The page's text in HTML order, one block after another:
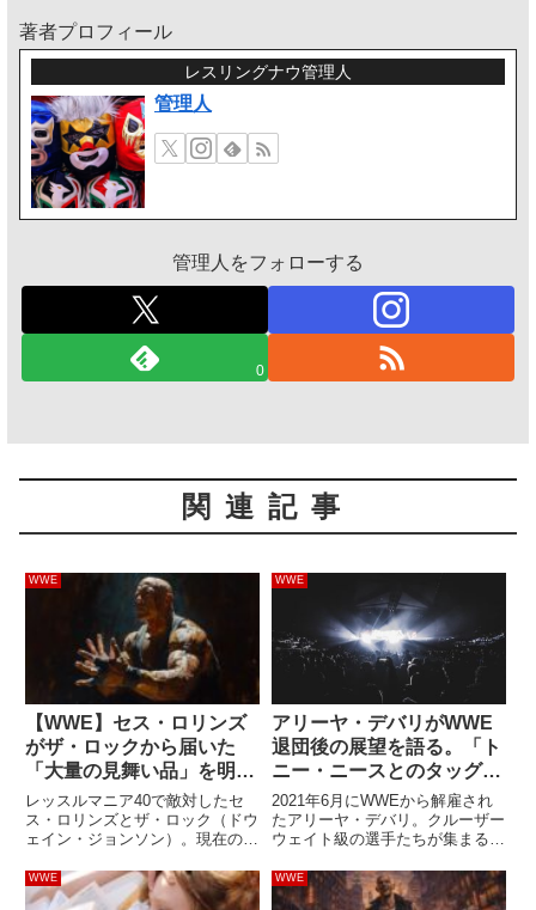
著者プロフィール
レスリングナウ管理人
管理人
管理人をフォローする
0
関連記事
WWE
【WWE】セス・ロリンズ
がザ・ロックから届いた
「大量の見舞い品」を明か
す。意外な交流とは
レッスルマニア40で敵対したセ
ス・ロリンズとザ・ロック（ドウ
ェイン・ジョンソン）。現在の関
ーで、セスはレッスルマニア40
後に怪我をした際、ロック様から
WWE
アリーヤ・デバリがWWE
退団後の展望を語る。「ト
ニー・ニースとのタッグを
続けたい」
2021年6月にWWEから解雇され
たアリーヤ・デバリ。クルーザー
ウェイト級の選手たちが集まる
ていたものの、予算削減の対象に
なってしまいました。最後の試合
WWE WWE